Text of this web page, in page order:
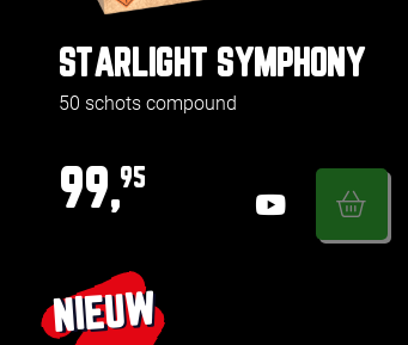
STARLIGHT SYMPHONY
50 schots compound
99,95
NIEUW